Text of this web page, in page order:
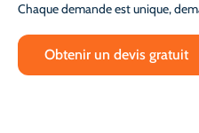
Chaque demande est unique,
Obtenir un devis gratuit